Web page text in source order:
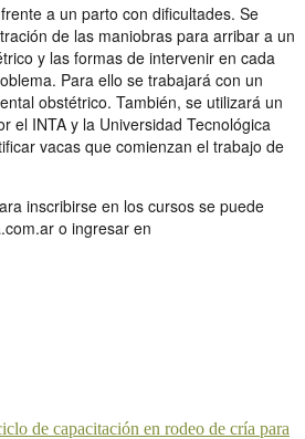
a un parto con dificultades. Se
de las maniobras para arribar a un
y las formas de intervenir en cada
Para ello se trabajará con un
obstétrico. También, se utilizará un
el INTA y la Universidad Tecnológica
vacas que comienzan el trabajo de
inscribirse en los cursos se puede
o ingresar en
de capacitación en rodeo de cría para